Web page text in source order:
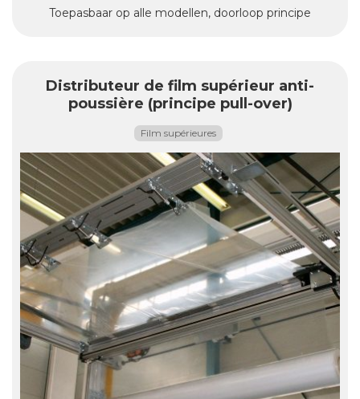
Toepasbaar op alle modellen, doorloop principe
Distributeur de film supérieur anti-
poussière (principe pull-over)
Film supérieures